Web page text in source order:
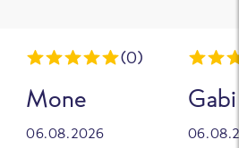
(0)
Mone
06.08.2026
Gabi